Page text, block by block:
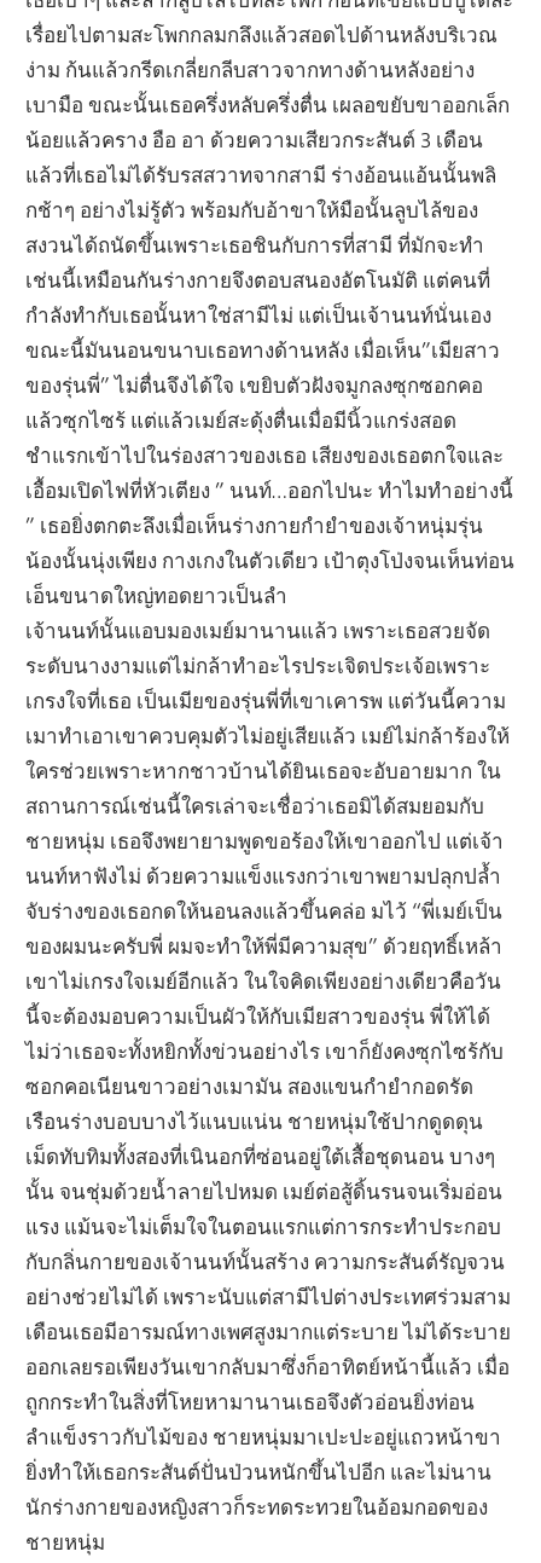
เรื่อยไปตามสะโพกกลมกลึงแล้วสอดไปด้านหลังบริเวณ
ง่าม ก้นแล้วกรีดเกลี่ยกลีบสาวจากทางด้านหลังอย่าง
เบามือ ขณะนั้นเธอครึ่งหลับครึ่งตื่น เผลอขยับขาออกเล็ก
น้อยแล้วคราง อือ อา ด้วยความเสียวกระสันต์ 3 เดือน
แล้วที่เธอไม่ได้รับรสสวาทจากสามี ร่างอ้อนแอ้นนั้นพลิ
กช้าๆ อย่างไม่รู้ตัว พร้อมกับอ้าขาให้มือนั้นลูบไล้ของ
สงวนได้ถนัดขึ้นเพราะเธอชินกับการที่สามี ที่มักจะทำ
เช่นนี้เหมือนกันร่างกายจึงตอบสนองอัตโนมัติ แต่คนที่
กำลังทำกับเธอนั้นหาใช่สามีไม่ แต่เป็นเจ้านนท์นั่นเอง
ขณะนี้มันนอนขนาบเธอทางด้านหลัง เมื่อเห็น”เมียสาว
ของรุ่นพี่” ไม่ตื่นจึงได้ใจ เขยิบตัวฝังจมูกลงซุกซอกคอ
แล้วซุกไซร้ แต่แล้วเมย์สะดุ้งตื่นเมื่อมีนิ้วแกร่งสอด
ชำแรกเข้าไปในร่องสาวของเธอ เสียงของเธอตกใจและ
เอื้อมเปิดไฟที่หัวเตียง ” นนท์…ออกไปนะ ทำไมทำอย่างนี้
” เธอยิ่งตกตะลึงเมื่อเห็นร่างกายกำยำของเจ้าหนุ่มรุ่น
น้องนั้นนุ่งเพียง กางเกงในตัวเดียว เป้าตุงโป่งจนเห็นท่อน
เอ็นขนาดใหญ่ทอดยาวเป็นลำ
เจ้านนท์นั้นแอบมองเมย์มานานแล้ว เพราะเธอสวยจัด
ระดับนางงามแต่ไม่กล้าทำอะไรประเจิดประเจ้อเพราะ
เกรงใจที่เธอ เป็นเมียของรุ่นพี่ที่เขาเคารพ แต่วันนี้ความ
เมาทำเอาเขาควบคุมตัวไม่อยู่เสียแล้ว เมย์ไม่กล้าร้องให้
ใครช่วยเพราะหากชาวบ้านได้ยินเธอจะอับอายมาก ใน
สถานการณ์เช่นนี้ใครเล่าจะเชื่อว่าเธอมิได้สมยอมกับ
ชายหนุ่ม เธอจึงพยายามพูดขอร้องให้เขาออกไป แต่เจ้า
นนท์หาฟังไม่ ด้วยความแข็งแรงกว่าเขาพยามปลุกปล้ำ
จับร่างของเธอกดให้นอนลงแล้วขึ้นคล่อ มไว้ “พี่เมย์เป็น
ของผมนะครับพี่ ผมจะทำให้พี่มีความสุข” ด้วยฤทธิ์เหล้า
เขาไม่เกรงใจเมย์อีกแล้ว ในใจคิดเพียงอย่างเดียวคือวัน
นี้จะต้องมอบความเป็นผัวให้กับเมียสาวของรุ่น พี่ให้ได้
ไม่ว่าเธอจะทั้งหยิกทั้งข่วนอย่างไร เขาก็ยังคงซุกไซร้กับ
ซอกคอเนียนขาวอย่างเมามัน สองแขนกำยำกอดรัด
เรือนร่างบอบบางไว้แนบแน่น ชายหนุ่มใช้ปากดูดดุน
เม็ดทับทิมทั้งสองที่เนินอกที่ซ่อนอยู่ใต้เสื้อชุดนอน บางๆ
นั้น จนชุ่มด้วยน้ำลายไปหมด เมย์ต่อสู้ดิ้นรนจนเริ่มอ่อน
แรง แม้นจะไม่เต็มใจในตอนแรกแต่การกระทำประกอบ
กับกลิ่นกายของเจ้านนท์นั้นสร้าง ความกระสันต์รัญจวน
อย่างช่วยไม่ได้ เพราะนับแต่สามีไปต่างประเทศร่วมสาม
เดือนเธอมีอารมณ์ทางเพศสูงมากแต่ระบาย ไม่ได้ระบาย
ออกเลยรอเพียงวันเขากลับมาซึ่งก็อาทิตย์หน้านี้แล้ว เมื่อ
ถูกกระทำในสิ่งที่โหยหามานานเธอจึงตัวอ่อนยิ่งท่อน
ลำแข็งราวกับไม้ของ ชายหนุ่มมาเปะปะอยู่แถวหน้าขา
ยิ่งทำให้เธอกระสันต์ปั่นป่วนหนักขึ้นไปอีก และไม่นาน
นักร่างกายของหญิงสาวก็ระทดระทวยในอ้อมกอดของ
ชายหนุ่ม